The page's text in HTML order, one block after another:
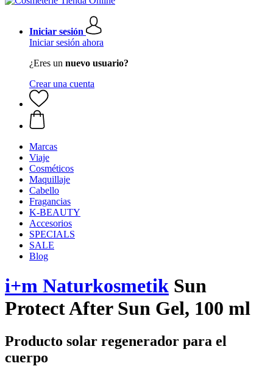
Iniciar sesión
Iniciar sesión ahora
¿Eres un nuevo usuario?
Crear una cuenta
Marcas
Viaje
Cosméticos
Maquillaje
Cabello
Fragancias
K-BEAUTY
Accesorios
SPECIALS
SALE
Blog
i+m Naturkosmetik Sun
Protect After Sun Gel, 100 ml
Producto solar regenerador para el
cuerpo